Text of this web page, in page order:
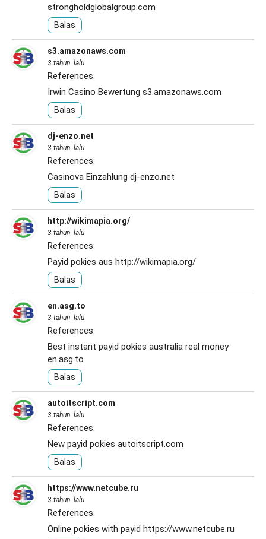
strongholdglobalgroup.com
Balas
s3.amazonaws.com
3 tahun lalu
References:
Irwin Casino Bewertung s3.amazonaws.com
Balas
dj-enzo.net
3 tahun lalu
References:
Casinova Einzahlung dj-enzo.net
Balas
http://wikimapia.org/
3 tahun lalu
References:
Payid pokies aus http://wikimapia.org/
Balas
en.asg.to
3 tahun lalu
References:
Best instant payid pokies australia real money
en.asg.to
Balas
autoitscript.com
3 tahun lalu
References:
New payid pokies autoitscript.com
Balas
https://www.netcube.ru
3 tahun lalu
References:
Online pokies with payid https://www.netcube.ru